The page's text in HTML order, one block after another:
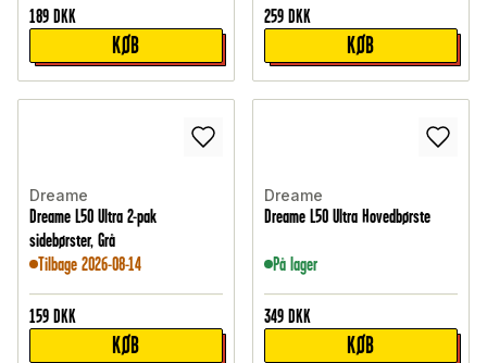
189 DKK
KØB
259 DKK
KØB
Dreame
Dreame L50 Ultra 2-pak
sidebørster, Grå
Tilbage 2026-08-14
159 DKK
KØB
Dreame
Dreame L50 Ultra Hovedbørste
På lager
349 DKK
KØB